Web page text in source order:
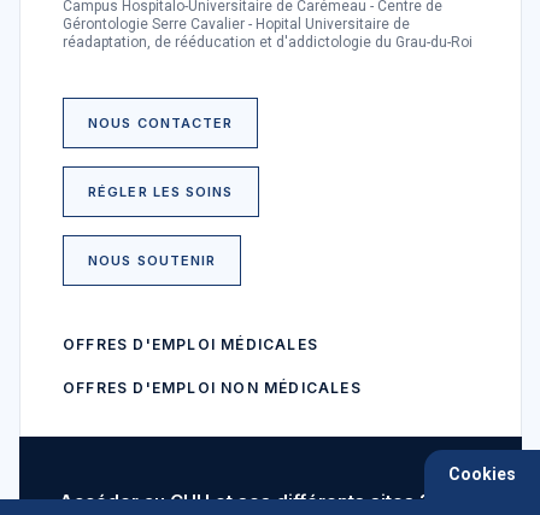
Campus Hospitalo-Universitaire de Carémeau - Centre de
Gérontologie Serre Cavalier - Hopital Universitaire de
réadaptation, de rééducation et d'addictologie du Grau-du-Roi
NOUS CONTACTER
RÉGLER LES SOINS
NOUS SOUTENIR
OFFRES D'EMPLOI MÉDICALES
OFFRES D'EMPLOI NON MÉDICALES
Accéder au CHU et ses différents sites ?
Cookies